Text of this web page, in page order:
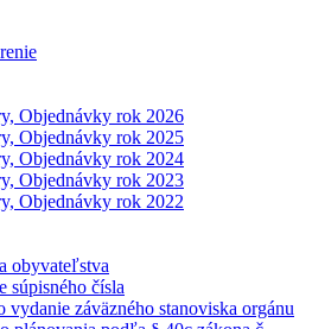
Objednávky rok 2026
Objednávky rok 2025
Objednávky rok 2024
Objednávky rok 2023
Objednávky rok 2022
obyvateľstva
súpisného čísla
vydanie záväzného stanoviska orgánu